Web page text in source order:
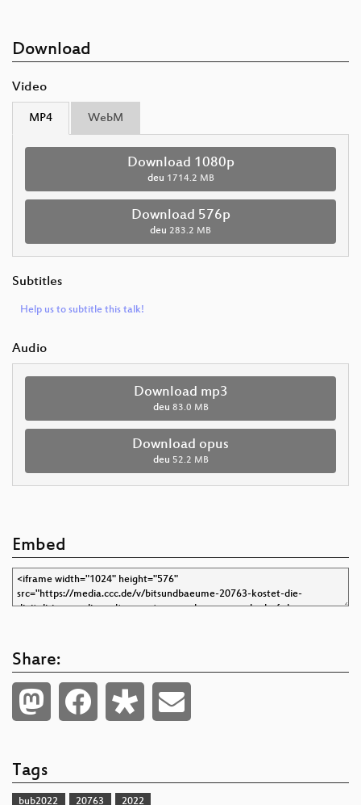
Download
Video
MP4 WebM
Download 1080p
deu 1714.2 MB
Download 576p
deu 283.2 MB
Subtitles
Help us to subtitle this talk!
Audio
Download mp3
deu 83.0 MB
Download opus
deu 52.2 MB
Embed
Share:
Tags
bub2022 20763 2022